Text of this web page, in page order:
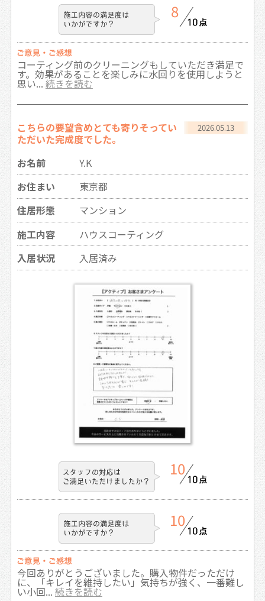
8
コーティング前のクリーニングもしていただき満足で
す。効果があることを楽しみに水回りを使用しようと
思い...続きを読む
2026.05.13
こちらの要望含めとても寄りそってい
ただいた完成度でした。
お名前
Y.K
お住まい
東京都
住居形態
マンション
施工内容
ハウスコーティング
入居状況
入居済み
10
10
今回ありがとうございました。購入物件だっただけ
に、「キレイを維持したい」気持ちが強く、一番難し
い小回... 続きを読む